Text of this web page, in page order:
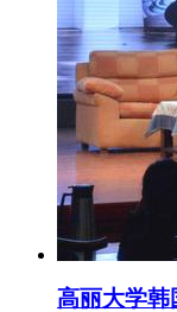
高丽大学韩